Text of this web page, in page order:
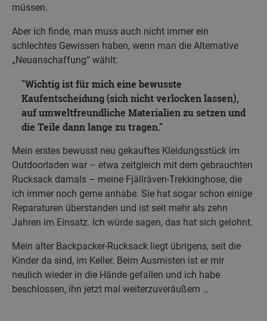
müssen.
Aber ich finde, man muss auch nicht immer ein
schlechtes Gewissen haben, wenn man die Alternative
„Neuanschaffung“ wählt:
Wichtig ist für mich eine bewusste
Kaufentscheidung (sich nicht verlocken lassen),
auf umweltfreundliche Materialien zu setzen und
die Teile dann lange zu tragen.
Mein erstes bewusst neu gekauftes Kleidungsstück im
Outdoorladen war – etwa zeitgleich mit dem gebrauchten
Rucksack damals – meine Fjällräven-Trekkinghose, die
ich immer noch gerne anhabe. Sie hat sogar schon einige
Reparaturen überstanden und ist seit mehr als zehn
Jahren im Einsatz. Ich würde sagen, das hat sich gelohnt.
Mein alter Backpacker-Rucksack liegt übrigens, seit die
Kinder da sind, im Keller. Beim Ausmisten ist er mir
neulich wieder in die Hände gefallen und ich habe
beschlossen, ihn jetzt mal weiterzuveräußern …